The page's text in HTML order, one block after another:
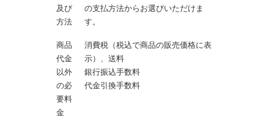
及び
方法
の支払方法からお選びいただけま
す。
商品
代金
以外
の必
要料
金
消費税（税込で商品の販売価格に表
示）、送料
銀行振込手数料
代金引換手数料